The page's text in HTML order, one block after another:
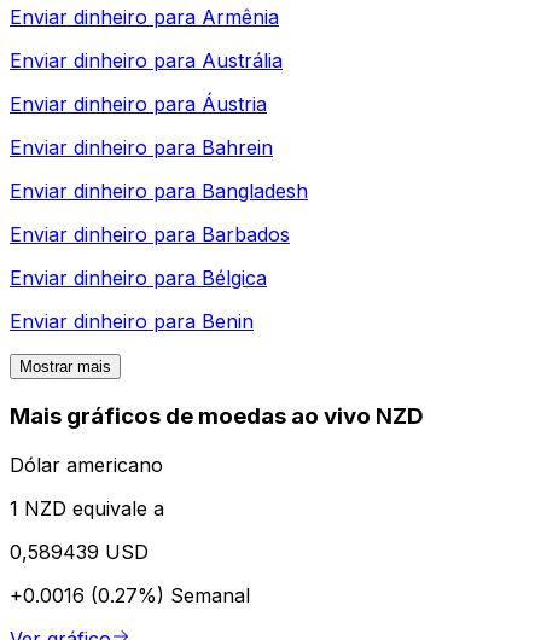
Enviar dinheiro para Armênia
Enviar dinheiro para Austrália
Enviar dinheiro para Áustria
Enviar dinheiro para Bahrein
Enviar dinheiro para Bangladesh
Enviar dinheiro para Barbados
Enviar dinheiro para Bélgica
Enviar dinheiro para Benin
Mostrar mais
Mais gráficos de moedas ao vivo NZD
Dólar americano
1 NZD equivale a
0,589439 USD
+0.0016 (0.27%) Semanal